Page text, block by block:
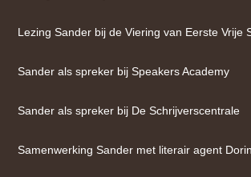
Lezing Sander bij de Viering van Eerste Vrije
Sander als spreker bij Speakers Academy
Sander als spreker bij De Schrijverscentrale
Samenwerking Sander met literair agent